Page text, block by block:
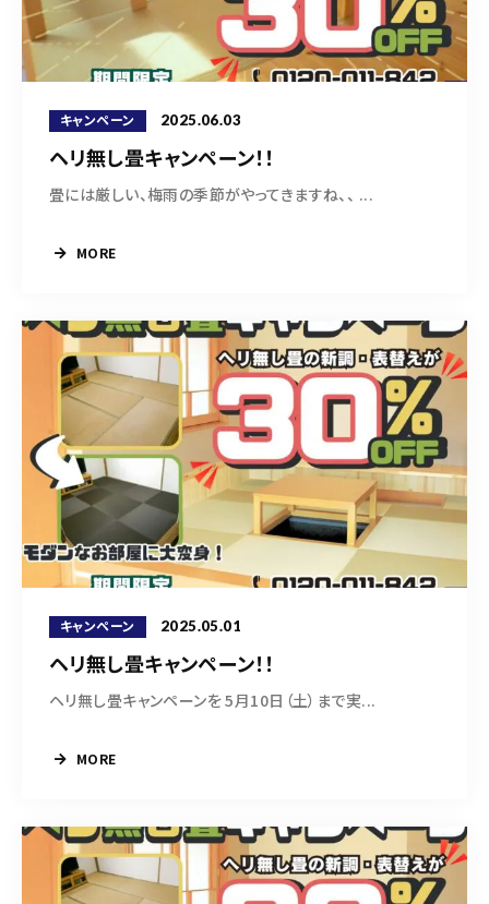
キャンペーン 2025.06.03
ヘリ無し畳キャンペーン！！
畳には厳しい、梅雨の季節がやってきますね、、 ...
MORE
キャンペーン 2025.05.01
ヘリ無し畳キャンペーン！！
ヘリ無し畳キャンペーンを 5月10日（土）まで実...
MORE